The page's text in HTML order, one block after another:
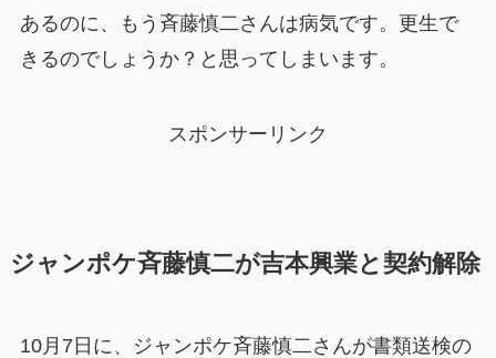
あるのに、もう斉藤慎二さんは病気です。更生で
きるのでしょうか？と思ってしまいます。
スポンサーリンク
ジャンポケ斉藤慎二が吉本興業と契約解除
10月7日に、ジャンポケ斉藤慎二さんが書類送検の